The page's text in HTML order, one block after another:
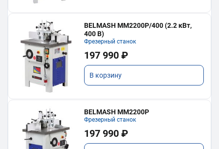
BELMASH MM2200P/400 (2.2 кВт,
400 В)
Фрезерный станок
197 990 ₽
В корзину
BELMASH MM2200P
Фрезерный станок
197 990 ₽